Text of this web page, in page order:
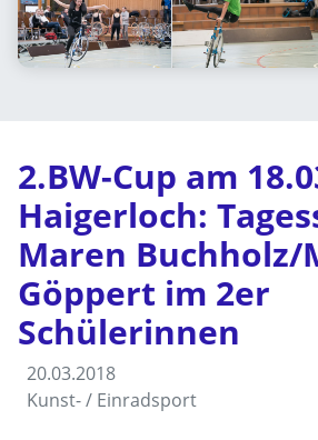
2.BW-Cup am
Haigerloch:
Maren Buchholz/
Göppert im 2er
Schülerinnen
20.03.2018
Kunst- / Einradsport